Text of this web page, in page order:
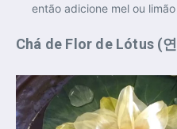
então adicione mel ou
Chá de Flor de Lótus (